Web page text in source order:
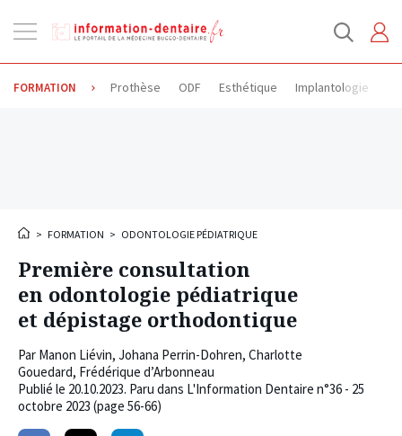
la
FORMATION Prothèse ODF Esthétique Implantologie
> FORMATION > ODONTOLOGIE PÉDIATRIQUE
Première consultation
en odontologie pédiatrique
et dépistage orthodontique
Par Manon Liévin, Johana Perrin-Dohren, Charlotte
Gouedard, Frédérique d’Arbonneau
Publié le 20.10.2023. Paru dans L'Information Dentaire n°36 - 25
octobre 2023 (page 56-66)